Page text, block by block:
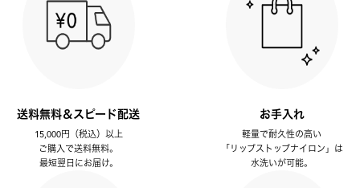
送料無料＆スピード配送
15,000円（税込）以上
ご購入で送料無料。
最短翌日にお届け。
お手入れ
軽量で耐久性の高い
「リップストップナイロン」は
水洗いが可能。